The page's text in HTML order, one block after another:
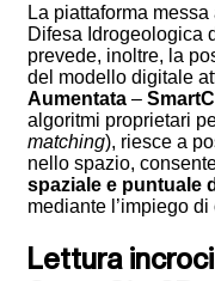
La piattaforma
Difesa Idrogeologica
prevede, inoltre, la
del modello digitale
Aumentata –
algoritmi proprietari
matching), riesce a
nello spazio,
spaziale e puntuale
mediante l’impiego
Lettura